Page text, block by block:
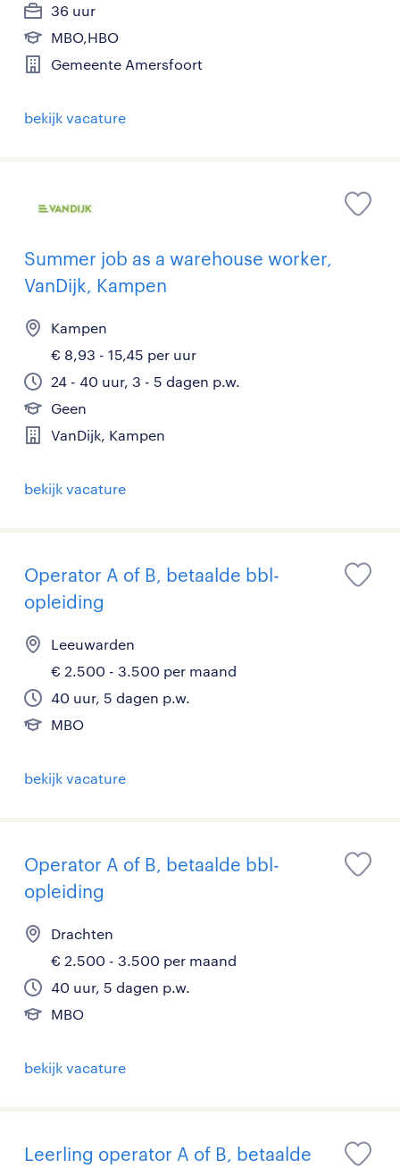
36 uur
MBO,HBO
Gemeente Amersfoort
bekijk vacature
Summer job as a warehouse worker,
VanDijk, Kampen
Kampen
€ 8,93 - 15,45 per uur
24 - 40 uur, 3 - 5 dagen p.w.
Geen
VanDijk, Kampen
bekijk vacature
Operator A of B, betaalde bbl-
opleiding
Leeuwarden
€ 2.500 - 3.500 per maand
40 uur, 5 dagen p.w.
MBO
bekijk vacature
Operator A of B, betaalde bbl-
opleiding
Drachten
€ 2.500 - 3.500 per maand
40 uur, 5 dagen p.w.
MBO
bekijk vacature
Leerling operator A of B, betaalde